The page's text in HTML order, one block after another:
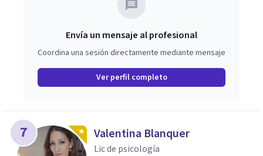
Envía un mensaje al profesional
Coordina una sesión directamente mediante mensaje
Ver perfil completo
7 Valentina Blanquer
Lic de psicología